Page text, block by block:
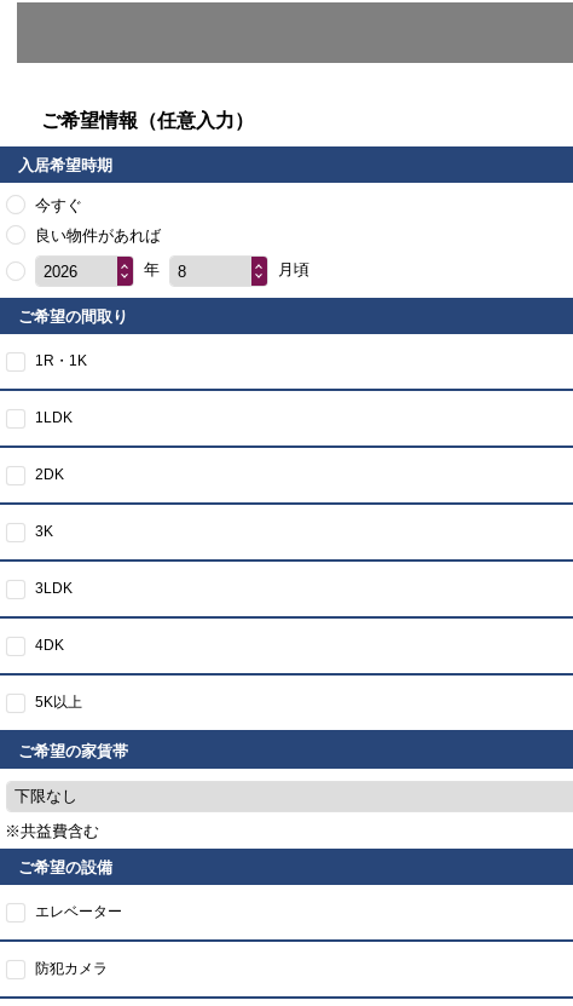
ご希望情報（任意入力）
入居希望時期
今すぐ
良い物件があれば
2026
年 8 月頃
ご希望の間取り
1R・1K
1LDK
2DK
3K
3LDK
4DK
5K以上
ご希望の家賃帯
下限なし
※共益費含む
ご希望の設備
エレベーター
防犯カメラ